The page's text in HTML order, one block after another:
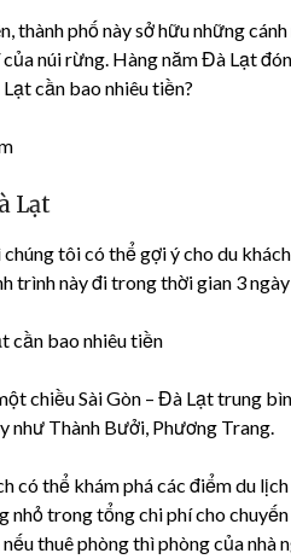
thành phố này sở hữu những
núi rừng. Hàng năm Đà Lạt
cần bao nhiêu tiền?
Lạt
tôi có thể gợi ý cho du
trình này đi trong thời gian 3
cần bao nhiêu tiền
chiều Sài Gòn – Đà Lạt trung
như Thành Bưởi, Phương Trang.
có thể khám phá các điểm du
trong tổng chi phí cho chuyến
thuê phòng thì phòng của nhà